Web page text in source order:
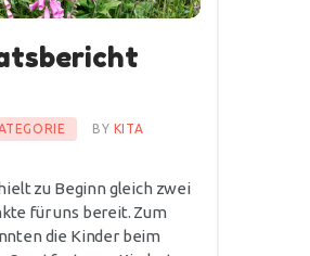
BY KITA
zu Beginn gleich zwei
für uns bereit. Zum
die Kinder beim